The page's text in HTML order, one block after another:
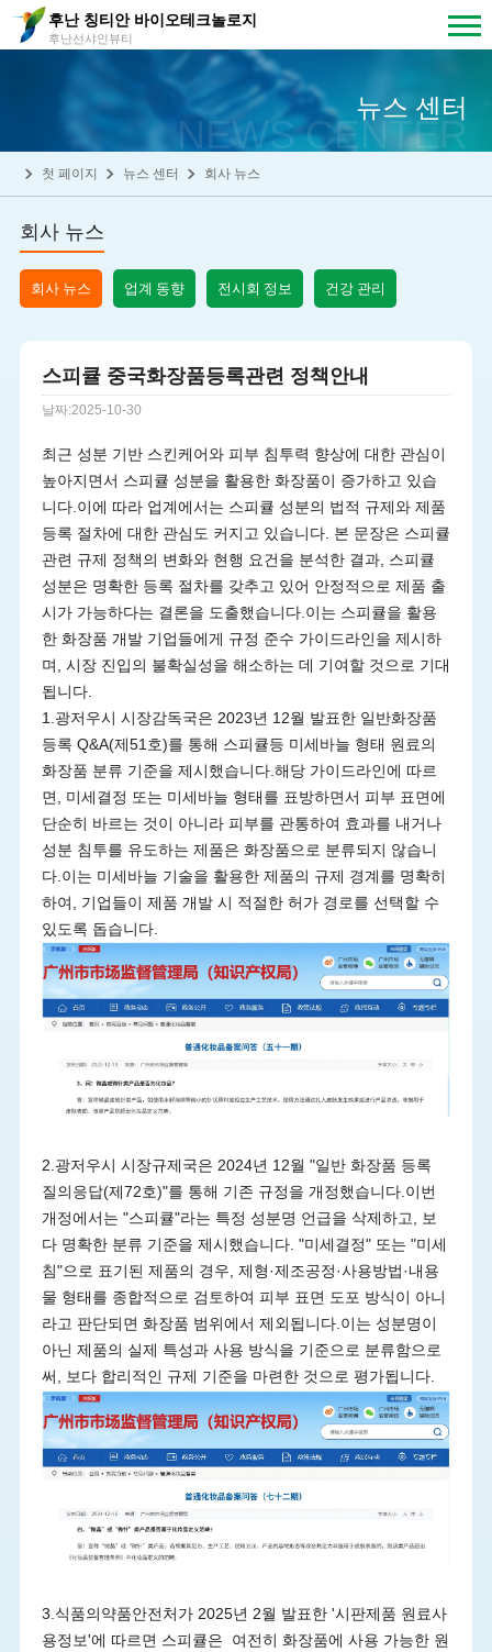
후난 칭티안 바이오테크놀로지
후난선샤인뷰티
뉴스 센터
NEWS CENTER
첫 페이지 뉴스 센터 회사 뉴스
회사 뉴스
회사 뉴스 업계 동향 전시회 정보 건강 관리
스피큘 중국화장품등록관련 정책안내
날짜:2025-10-30
최근 성분 기반 스킨케어와 피부 침투력 향상에 대한 관심이
높아지면서 스피큘 성분을 활용한 화장품이 증가하고 있습
니다.이에 따라 업계에서는 스피큘 성분의 법적 규제와 제품
등록 절차에 대한 관심도 커지고 있습니다. 본 문장은 스피큘
관련 규제 정책의 변화와 현행 요건을 분석한 결과, 스피큘
성분은 명확한 등록 절차를 갖추고 있어 안정적으로 제품 출
시가 가능하다는 결론을 도출했습니다.이는 스피큘을 활용
한 화장품 개발 기업들에게 규정 준수 가이드라인을 제시하
며, 시장 진입의 불확실성을 해소하는 데 기여할 것으로 기대
됩니다.
1.광저우시 시장감독국은 2023년 12월 발표한 일반화장품
등록 Q&A(제51호)를 통해 스피큘등 미세바늘 형태 원료의
화장품 분류 기준을 제시했습니다.해당 가이드라인에 따르
면, 미세결정 또는 미세바늘 형태를 표방하면서 피부 표면에
단순히 바르는 것이 아니라 피부를 관통하여 효과를 내거나
성분 침투를 유도하는 제품은 화장품으로 분류되지 않습니
다.이는 미세바늘 기술을 활용한 제품의 규제 경계를 명확히
하여, 기업들이 제품 개발 시 적절한 허가 경로를 선택할 수
있도록 돕습니다.
2.광저우시 시장규제국은 2024년 12월 "일반 화장품 등록
질의응답(제72호)"를 통해 기존 규정을 개정했습니다.이번
개정에서는 "스피큘"라는 특정 성분명 언급을 삭제하고, 보
다 명확한 분류 기준을 제시했습니다. "미세결정" 또는 "미세
침"으로 표기된 제품의 경우, 제형·제조공정·사용방법·내용
물 형태를 종합적으로 검토하여 피부 표면 도포 방식이 아니
라고 판단되면 화장품 범위에서 제외됩니다.이는 성분명이
아닌 제품의 실제 특성과 사용 방식을 기준으로 분류함으로
써, 보다 합리적인 규제 기준을 마련한 것으로 평가됩니다.
3.식품의약품안전처가 2025년 2월 발표한 '시판제품 원료사
용정보'에 따르면 스피큘은 여전히 화장품에 사용 가능한 원